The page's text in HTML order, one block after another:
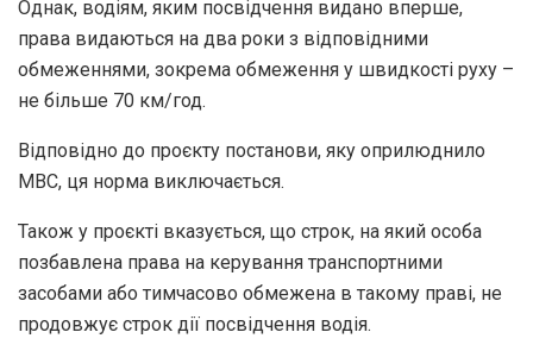
Однак, водіям, яким посвідчення видано вперше,
права видаються на два роки з відповідними
обмеженнями, зокрема обмеження у швидкості руху –
не більше 70 км/год.
Відповідно до проєкту постанови, яку оприлюднило
МВС, ця норма виключається.
Також у проєкті вказується, що строк, на який особа
позбавлена права на керування транспортними
засобами або тимчасово обмежена в такому праві, не
продовжує строк дії посвідчення водія.